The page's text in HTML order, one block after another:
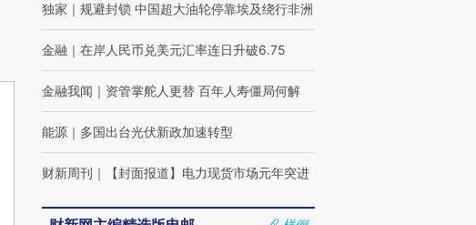
独家 ｜ 规避封锁 中国超大油轮停靠埃及绕行非洲
金融 ｜ 在岸人民币兑美元汇率连日升破6.75
金融我闻 ｜ 资管掌舵人更替 百年人寿僵局何解
能源 ｜ 多国出台光伏新政加速转型
财新周刊 ｜ 【封面报道】电力现货市场元年突进